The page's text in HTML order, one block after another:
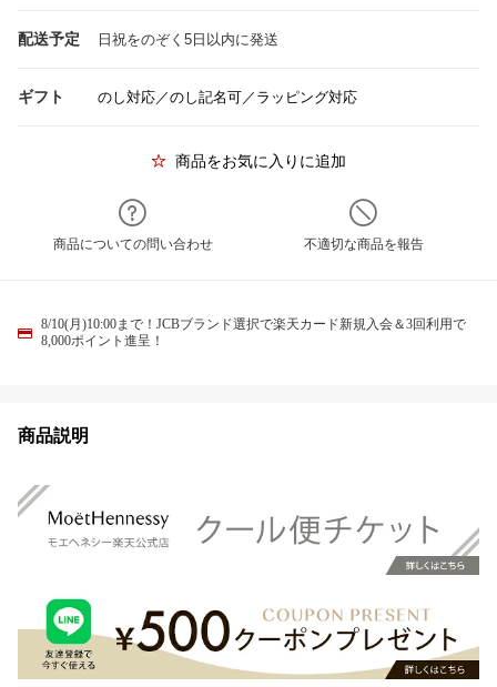
配送予定 日祝をのぞく5日以内に発送
ギフト のし対応／のし記名可／ラッピング対応
商品をお気に入りに追加
商品についての問い合わせ 不適切な商品を報告
8/10(月)10:00まで！JCBブランド選択で楽天カード新規入会＆3回利用で
8,000ポイント進呈！
商品説明